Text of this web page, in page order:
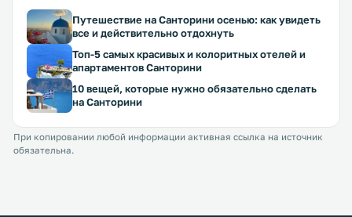
Путешествие на Санторини осенью: как увидеть
все и действительно отдохнуть
Топ-5 самых красивых и колоритных отелей и
апартаментов Санторини
10 вещей, которые нужно обязательно сделать
на Санторини
При копировании любой информации активная ссылка на источник
обязательна.